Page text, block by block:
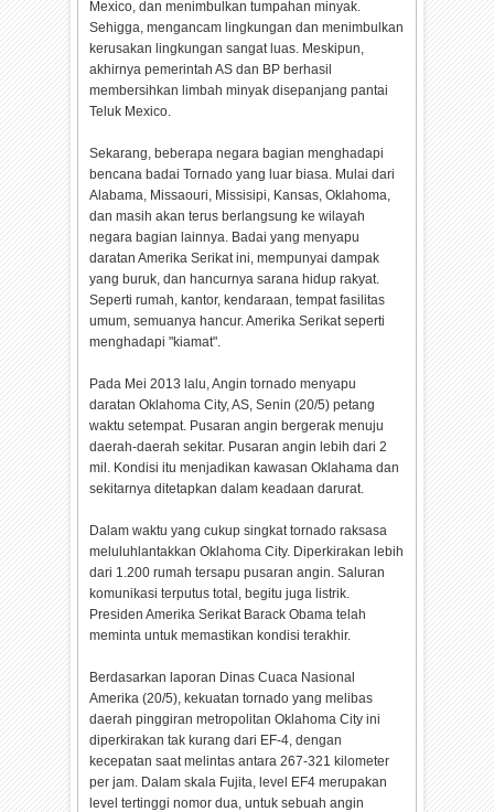
Mexico, dan menimbulkan tumpahan minyak.
Sehigga, mengancam lingkungan dan menimbulkan
kerusakan lingkungan sangat luas. Meskipun,
akhirnya pemerintah AS dan BP berhasil
membersihkan limbah minyak disepanjang pantai
Teluk Mexico.
Sekarang, beberapa negara bagian menghadapi
bencana badai Tornado yang luar biasa. Mulai dari
Alabama, Missaouri, Missisipi, Kansas, Oklahoma,
dan masih akan terus berlangsung ke wilayah
negara bagian lainnya. Badai yang menyapu
daratan Amerika Serikat ini, mempunyai dampak
yang buruk, dan hancurnya sarana hidup rakyat.
Seperti rumah, kantor, kendaraan, tempat fasilitas
umum, semuanya hancur. Amerika Serikat seperti
menghadapi "kiamat".
Pada Mei 2013 lalu, Angin tornado menyapu
daratan Oklahoma City, AS, Senin (20/5) petang
waktu setempat. Pusaran angin bergerak menuju
daerah-daerah sekitar. Pusaran angin lebih dari 2
mil. Kondisi itu menjadikan kawasan Oklahama dan
sekitarnya ditetapkan dalam keadaan darurat.
Dalam waktu yang cukup singkat tornado raksasa
meluluhlantakkan Oklahoma City. Diperkirakan lebih
dari 1.200 rumah tersapu pusaran angin. Saluran
komunikasi terputus total, begitu juga listrik.
Presiden Amerika Serikat Barack Obama telah
meminta untuk memastikan kondisi terakhir.
Berdasarkan laporan Dinas Cuaca Nasional
Amerika (20/5), kekuatan tornado yang melibas
daerah pinggiran metropolitan Oklahoma City ini
diperkirakan tak kurang dari EF-4, dengan
kecepatan saat melintas antara 267-321 kilometer
per jam. Dalam skala Fujita, level EF4 merupakan
level tertinggi nomor dua, untuk sebuah angin